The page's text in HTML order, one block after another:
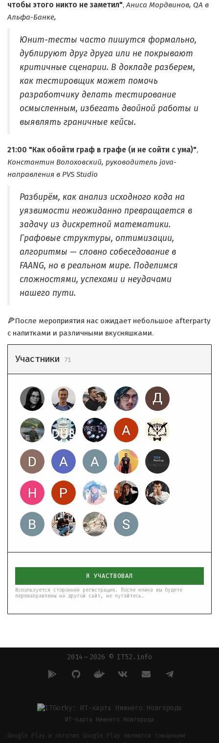
чтобы этого никто не заметил",Аниса Мордвинов, QA в
Альфа-Банке,
Юнит-тесты часто пишутся формально,
дублируют друг друга или не покрывают
критичные сценарии. В докладе разберем,
как тестировщик может помочь
разработчику делать тестирование
осмысленным, избегать двойной работы и
выявлять граничные кейсы.
21:00 "Как обойти граф в графе (и не сойти с ума)",
Константин Волоховский, руководитель java-
направления в PVS Studio
Разбирём, как анализ исходного кода на
уязвимости неожиданно превращается в
задачу из дискретной математики.
Графовые структуры, оптимизации,
алгоритмы — словно собеседование в
FAANG, но в реальном мире. Поделимся
сложностями, успехами и неудачами
нашего пути.
🍕После мероприятия нас ожидает небольшое afterparty
c напитками и различными вкусняшками.
Участники 71
Я УЧАСТВОВАЛ
Используется сторонняя регистрация. После клика вы будете
перенаправлены на другой сайт, не пугайтесь.
2014 — 2026 © IT52.info
ИТ-карта Нижнего Новгорода
Google Play и логотип Google Play являются товарными